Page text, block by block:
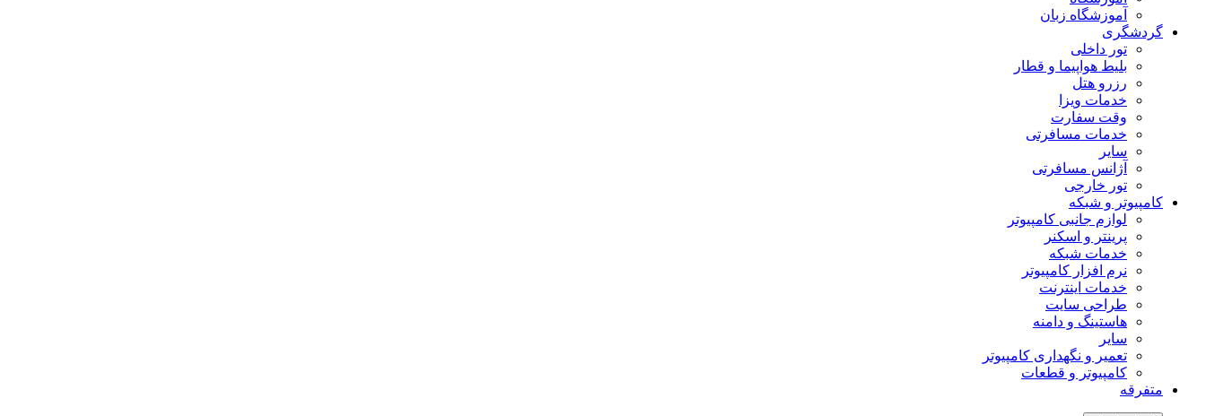
آموزشگاه زبان
گردشگری
تور داخلی
بلیط هواپیما و قطار
رزرو هتل
خدمات ویزا
وقت سفارت
خدمات مسافرتی
سایر
آژانس مسافرتی
تور خارجی
کامپیوتر و شبکه
لوازم جانبی کامپیوتر
پرینتر و اسکنر
خدمات شبکه
نرم افزار کامپیوتر
خدمات اینترنت
طراحی سایت
هاستینگ و دامنه
سایر
تعمیر و نگهداری کامپیوتر
کامپیوتر و قطعات
متفرقه